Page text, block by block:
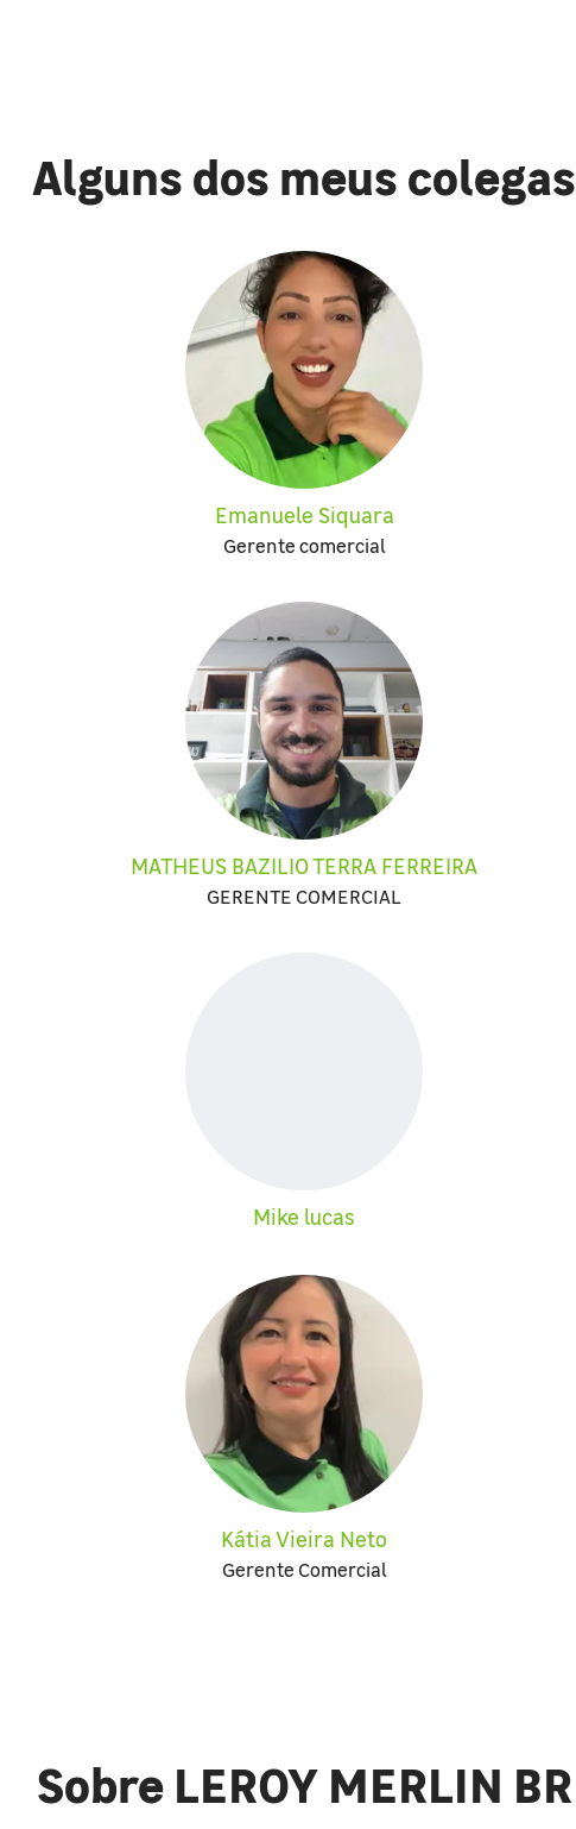
Alguns dos meus colegas
Emanuele Siquara
Gerente comercial
MATHEUS BAZILIO TERRA FERREIRA
GERENTE COMERCIAL
Mike lucas
Kátia Vieira Neto
Gerente Comercial
Sobre LEROY MERLIN BR